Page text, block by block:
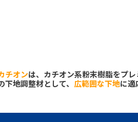
チオンは、カチオン系粉末樹脂をプ
下地調整材として、 広範囲な下地に適